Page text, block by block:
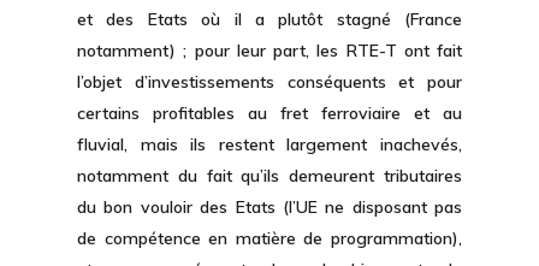
et des Etats où il a plutôt stagné (France
notamment) ; pour leur part, les RTE-T ont fait
l’objet d’investissements conséquents et pour
certains profitables au fret ferroviaire et au
fluvial, mais ils restent largement inachevés,
notamment du fait qu’ils demeurent tributaires
du bon vouloir des Etats (l’UE ne disposant pas
de compétence en matière de programmation),